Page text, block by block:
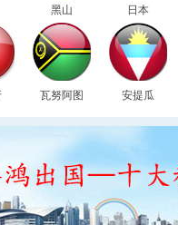
黑山 日本
瓦努阿图 安提瓜